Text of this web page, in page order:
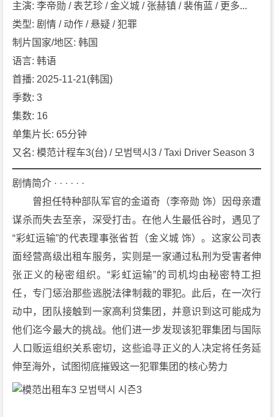
车
0
[1
6
集]
[剧
[动
作]
[悬
疑]
[犯
[韩
主演: 李帝勋 / 表艺珍 / 金义城 / 张赫镇 / 裴侑蓝 / 更多...
类型: 剧情 / 动作 / 悬疑 / 犯罪
制片国家/地区: 韩国
语言: 韩语
首播: 2025-11-21(韩国)
季数: 3
集数: 16
单集片长: 65分钟
又名: 模范计程车3(台) / 모범택시3 / Taxi Driver Season 3
剧情简介 · · · · · ·
曾担任特种部队军官的金道奇（李帝勋 饰）因母亲遭
谋杀而失去至亲，深受打击。在他人生最低谷时，遇见了
“彩虹运输”的代表理事张省哲（金义城 饰）。这家公司表
面经营高级出租车服务，实则是一家通过私刑为受害者伸
张正义的秘密组织。“彩虹运输”的司机均由秘密特工担
任，专门惩治那些逃脱法律制裁的罪犯。此后，在一次行
动中，团队接触到一家高利贷集团，并意识到这可能成为
他们迄今最大的挑战。他们进一步发现该犯罪集团与国际
人口贩运组织关系密切，这些追寻正义的人决定将任务延
伸至海外，试图彻底摧毁这一犯罪集团的核心势力